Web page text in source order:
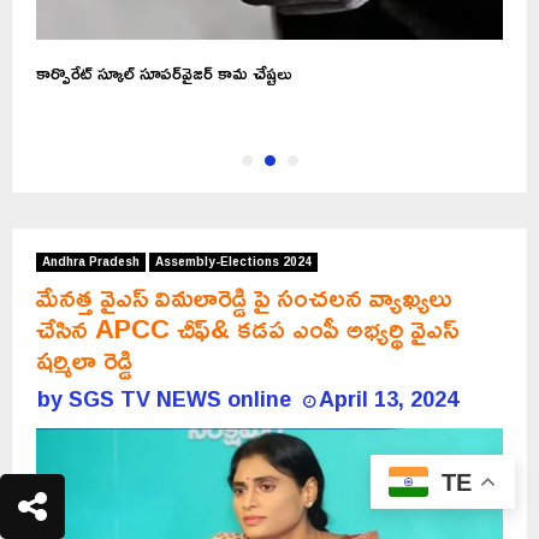
కార్పొరేట్‌ స్కూల్‌ సూపర్‌వైజర్‌ కామ చేష్టలు
Andhra Pradesh Assembly-Elections 2024
మేనత్త వైఎస్ విమలారెడ్డి పై సంచలన వ్యాఖ్యలు
చేసిన APCC చీఫ్& కడప ఎంపీ అభ్యర్థి వైఎస్
షర్మిలా రెడ్డి
bySGS TV NEWS online April 13, 2024
TE